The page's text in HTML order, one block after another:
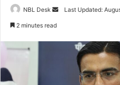
NBL Desk
SendLast Updated:
2 minutes read